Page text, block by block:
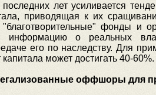
лет усиливается
приводящая к их
фонды и
информацию о реальных
его по наследству. Для
может достигать 40-60%.
оффшоры для